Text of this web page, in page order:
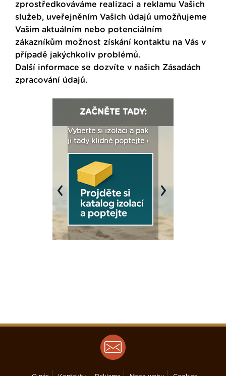
zprostředkováváme realizaci a reklamu Vašich
služeb, uveřejněním Vašich údajů umožňujeme
Vašim aktuálním nebo potenciálním
zákazníkům možnost získání kontaktu na Vás v
případě jakýchkoliv problémů.
Další informace se dozvíte v našich Zásadách
zpracování údajů.
ZAČNĚTE TADY:
Vyberte si izolaci a pak
ji tady klidně poptejte ›
Previous Next